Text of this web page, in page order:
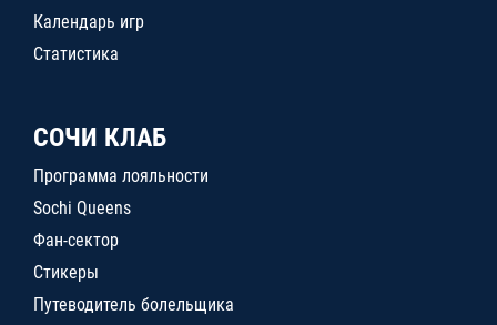
Календарь игр
Статистика
СОЧИ КЛАБ
Программа лояльности
Sochi Queens
Фан-сектор
Стикеры
Путеводитель болельщика